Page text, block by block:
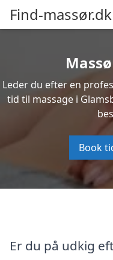
Find-massør.dk
Leder du efter en
tid til massage i
Book
Er du på udkig